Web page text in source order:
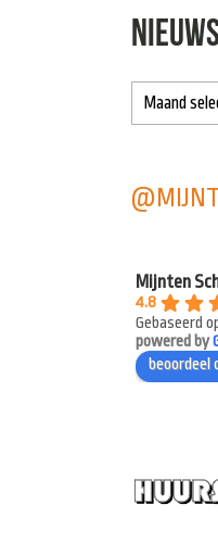
Mijnten
4.8
Gebaseerd
powered by
beoordeel